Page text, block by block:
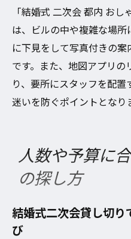
「結婚式 二次会 都内 お
は、ビルの中や複雑な場
に下見をして写真付きの
です。また、地図アプリ
り、要所にスタッフを配
迷いを防ぐポイントとなり
人数や予算に
の探し方
結婚式二次会貸し切
び